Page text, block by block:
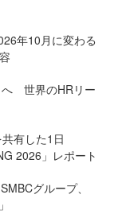
年10月に変わる
へ 世界のHRリー
有した1日
2026」レポート
グループ、